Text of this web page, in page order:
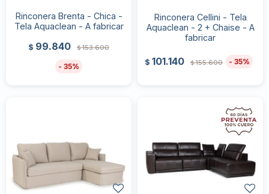
Rinconera Brenta - Chica -
Tela Aquaclean - A fabricar
$ 99.840 $153.600
35
Rinconera Cellini - Tela
Aquaclean - 2 + Chaise - A
fabricar
$ 101.140 $155.600 35